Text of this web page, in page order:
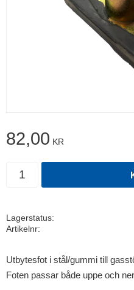
82,00 KR
Lagerstatus
Artikelnr
Utbytesfot i stål/gummi till
Foten passar både uppe och